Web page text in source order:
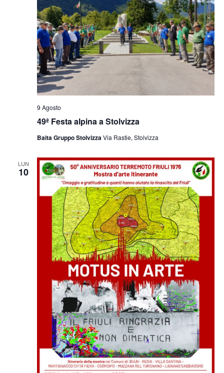
49ª Festa alpina a Stolvizza
9 Agosto
Baita Gruppo StolvizzaVia Rastie, Stolvizza
LUN
10